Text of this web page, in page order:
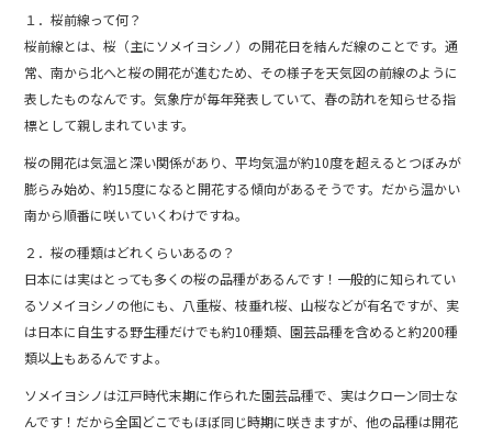
１．桜前線って何？
桜前線とは、桜（主にソメイヨシノ）の開花日を結んだ線のことです。通
常、南から北へと桜の開花が進むため、その様子を天気図の前線のように
表したものなんです。気象庁が毎年発表していて、春の訪れを知らせる指
標として親しまれています。
桜の開花は気温と深い関係があり、平均気温が約10度を超えるとつぼみが
膨らみ始め、約15度になると開花する傾向があるそうです。だから温かい
南から順番に咲いていくわけですね。
２．桜の種類はどれくらいあるの？
日本には実はとっても多くの桜の品種があるんです！一般的に知られてい
るソメイヨシノの他にも、八重桜、枝垂れ桜、山桜などが有名ですが、実
は日本に自生する野生種だけでも約10種類、園芸品種を含めると約200種
類以上もあるんですよ。
ソメイヨシノは江戸時代末期に作られた園芸品種で、実はクローン同士な
んです！だから全国どこでもほぼ同じ時期に咲きますが、他の品種は開花